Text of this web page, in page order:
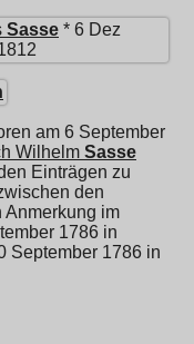
Sasse * 6 Dez
am 6 September
Wilhelm Sasse
Einträgen zu
den
Anmerkung im
1786 in
September 1786 in